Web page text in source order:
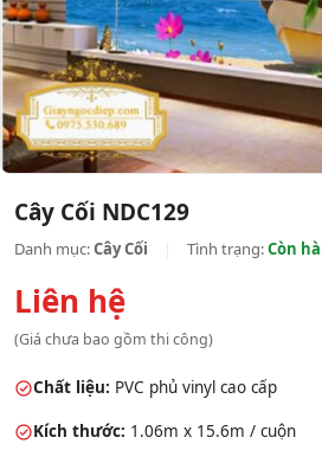
Cây Cối NDC129
Danh mục:Cây Cối Tình trạng:Còn
Liên hệ
(Giá chưa bao gồm thi công)
Chất liệu: PVC phủ vinyl cao cấp
Kích thước: 1.06m x 15.6m / cuộn